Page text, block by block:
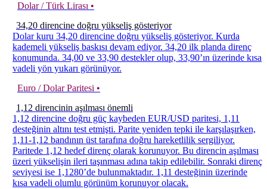
Dolar / Türk Lirası •
34,20 direncine doğru yükseliş gösteriyor
Dolar kuru 34,20 direncine doğru yükseliş gösteriyor. Kurda
kademeli yükseliş baskısı devam ediyor. 34,20 ilk planda direnç
konumunda. 34,00 ve 33,90 destekler olup, 33,90’ın üzerinde kısa
vadeli yön yukarı görünüyor.
Euro / Dolar Paritesi •
1,12 direncinin aşılması önemli
1,12 direncine doğru güç kaybeden EUR/USD paritesi, 1,11
desteğinin altını test etmişti. Parite yeniden tepki ile karşılaşırken,
1,11-1,12 bandının üst tarafına doğru hareketlilik sergiliyor.
Paritede 1,12 hedef direnç olarak korunuyor. Bu direncin aşılması
üzeri yükselişin ileri taşınması adına takip edilebilir. Sonraki direnç
seviyesi ise 1,1280’de bulunmaktadır. 1,11 desteğinin üzerinde
kısa vadeli olumlu görünüm korunuyor olacak.